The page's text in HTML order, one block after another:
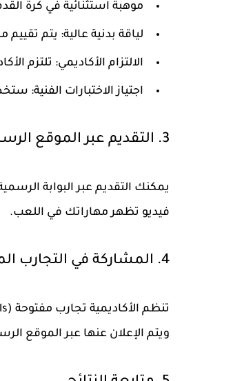
موهبة استثنائية في كرة
لياقة بدنية عالية: يتم تقييم
الالتزام الأكاديمي: تلتزم
اجتياز الاختبارات الفنية:
3. التقديم عبر الموقع الرسمي
يمكنك التقديم عبر البوابة
فيديو تظهر مهاراتك في اللعب.
4. المشاركة في التجارب المفتوحة
ويتم الإعلان عنها عبر الموقع